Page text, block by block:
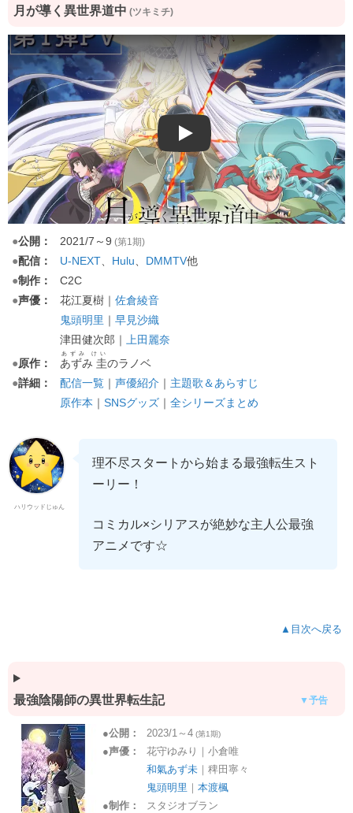
月が導く異世界道中 (ツキミチ)
Play
●公開： 2021/7～9 (第1期)
●配信： U-NEXT、 Hulu、 DMMTV他
●制作：
C2C
●声優： 花江夏樹｜ 佐倉綾音
鬼頭明里 ｜ 早見沙織
津田健次郎｜ 上田麗奈
●原作： あずみ 圭
あずみ けい
のラノベ
●詳細： 配信一覧 ｜ 声優紹介 ｜ 主題歌＆あらすじ
原作本 ｜ SNSグッズ ｜ 全シリーズまとめ
ハリウッドじゅん
理不尽スタートから始まる最強転生スト
ーリー！
コミカル×シリアスが絶妙な主人公最強
アニメです☆
▲目次へ戻る
最強陰陽師の異世界転生記 ▼予告
●公開： 2023/1～4 (第1期)
●声優：
花守ゆみり｜小倉唯
和氣あず未 ｜稗田寧々
鬼頭明里 ｜ 本渡楓
●制作：
スタジオブラン